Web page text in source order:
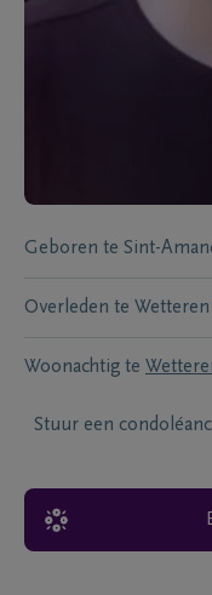
Geboren te Sint-
Overleden te Wetteren
Woonachtig te
Stuur een